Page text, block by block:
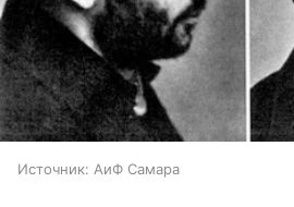
Источник: АиФ Самара